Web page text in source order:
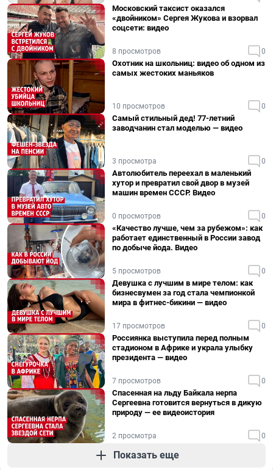
Московский таксист оказался
«двойником» Сергея Жукова и взорвал
соцсети: видео
8 просмотров 0
Охотник на школьниц: видео об одном из
самых жестоких маньяков
10 просмотров 0
Самый стильный дед! 77-летний
заводчанин стал моделью — видео
3 просмотра 0
Автолюбитель переехал в маленький
хутор и превратил свой двор в музей
машин времен СССР. Видео
0 просмотров 0
«Качество лучше, чем за рубежом»: как
работает единственный в России завод
по добыче йода. Видео
5 просмотров 0
Девушка с лучшим в мире телом: как
бизнесвумен за год стала чемпионкой
мира в фитнес-бикини — видео
17 просмотров 0
Россиянка выступила перед полным
стадионом в Африке и украла улыбку
президента — видео
7 просмотров 0
Спасенная на льду Байкала нерпа
Сергеевна готовится вернуться в дикую
природу — ее видеоистория
2 просмотра 0
Показать еще